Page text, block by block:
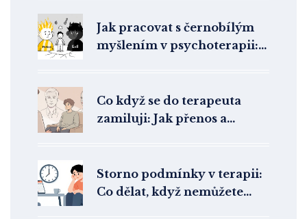
Jak pracovat s černobílým
myšlením v psychoterapii:
osobnosti
Co když se do terapeuta
zamiluji: Jak přenos a
Storno podmínky v terapii:
Co dělat, když nemůžete